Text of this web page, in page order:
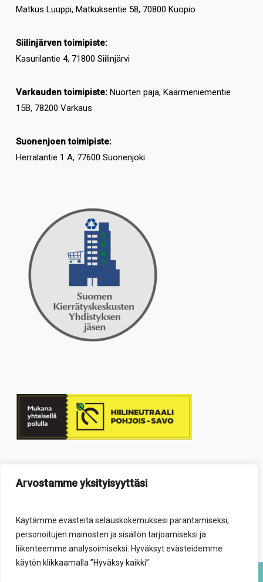
Arvostamme yksityisyyttäsi
Käytämme evästeitä selauskokemuksesi parantamiseksi,
personoitujen mainosten ja sisällön tarjoamiseksi ja
liikenteemme analysoimiseksi. Hyväksyt evästeidemme
käytön klikkaamalla ”Hyväksy kaikki”.
Matkus Luuppi, Matkuksentie 58, 70800 Kuopio
Siilinjärven toimipiste:
Kasurilantie 4, 71800 Siilinjärvi
Varkauden toimipiste:Nuorten paja, Käärmeniementie
15B, 78200 Varkaus
Suonenjoen toimipiste:
Herralantie 1 A, 77600 Suonenjoki